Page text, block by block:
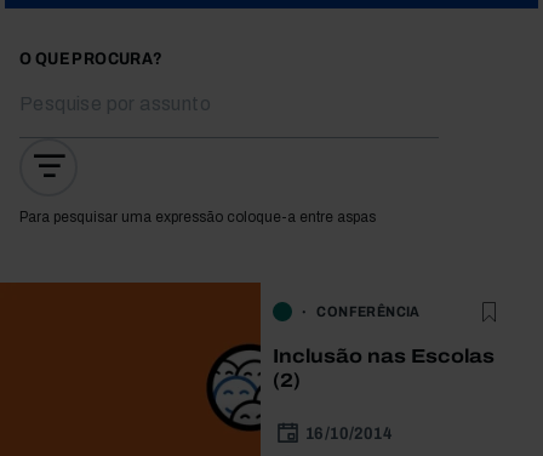
O QUE PROCURA?
Para pesquisar uma expressão coloque-a entre aspas
CONFERÊNCIA
Inclusão nas Escolas
(2)
16/10/2014